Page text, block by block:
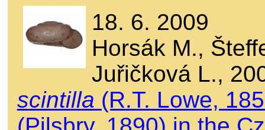
18. 6. 2009
Horsák M.,
Juřičková L.,
scintilla (R.T. Lowe,